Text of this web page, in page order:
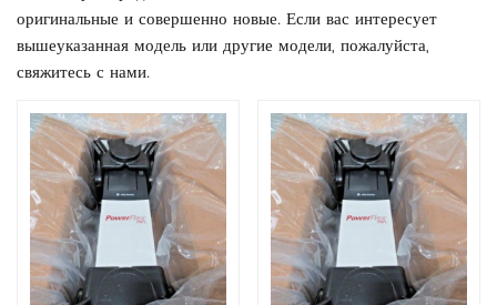
оригинальные и совершенно новые. Если вас интересует
вышеуказанная модель или другие модели, пожалуйста,
свяжитесь с нами.